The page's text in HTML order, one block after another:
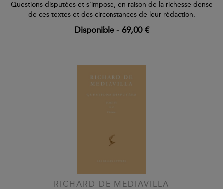
Questions disputées et s'impose, en raison de la richesse dense
de ces textes et des circonstances de leur rédaction.
Disponible- 69,00 €
RICHARD DE MEDIAVILLA